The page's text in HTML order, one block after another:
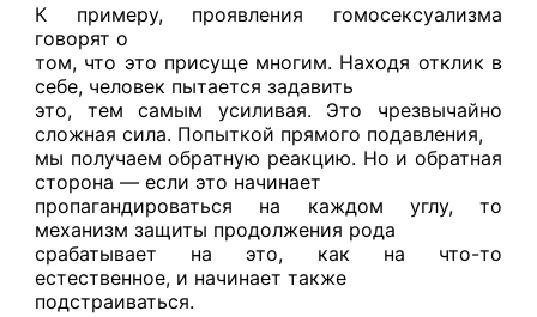
К примеру, проявления гомосексуализма
говорят о
том, что это присуще многим. Находя отклик в
себе, человек пытается задавить
это, тем самым усиливая. Это чрезвычайно
сложная сила. Попыткой прямого подавления,
мы получаем обратную реакцию. Но и обратная
сторона — если это начинает
пропагандироваться на каждом углу, то
механизм защиты продолжения рода
срабатывает на это, как на что-то
естественное, и начинает также
подстраиваться.